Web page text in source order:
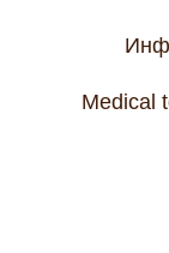
Medical